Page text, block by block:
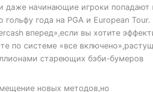
даже начинающие игроки попадают
года на PGA и European Tour.
вперед»,если вы хотите
по системе «все
стареющих бэби-бумеров
новых методов,но